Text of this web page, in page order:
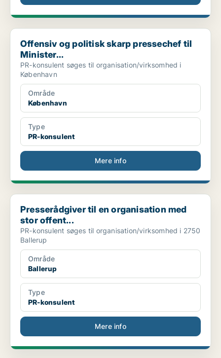
Offensiv og politisk skarp pressechef til Minister...
Offensiv og politisk skarp pressechef til
Minister...
PR-konsulent søges til organisation/virksomhed i
København
Område
København
Type
PR-konsulent
Mere info
Presserådgiver til en organisation med stor offent...
Presserådgiver til en organisation med
stor offent...
PR-konsulent søges til organisation/virksomhed i 2750
Ballerup
Område
Ballerup
Type
PR-konsulent
Mere info